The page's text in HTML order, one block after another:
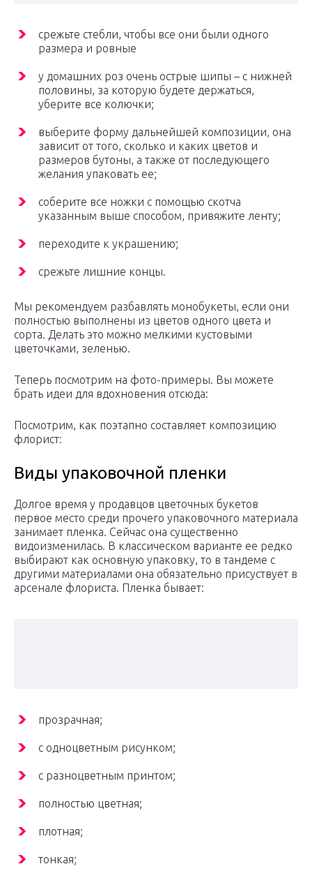
срежьте стебли, чтобы все они были одного
размера и ровные
у домашних роз очень острые шипы – с нижней
половины, за которую будете держаться,
уберите все колючки;
выберите форму дальнейшей композиции, она
зависит от того, сколько и каких цветов и
размеров бутоны, а также от последующего
желания упаковать ее;
соберите все ножки с помощью скотча
указанным выше способом, привяжите ленту;
переходите к украшению;
срежьте лишние концы.
Мы рекомендуем разбавлять монобукеты, если они
полностью выполнены из цветов одного цвета и
сорта. Делать это можно мелкими кустовыми
цветочками, зеленью.
Теперь посмотрим на фото-примеры. Вы можете
брать идеи для вдохновения отсюда:
Посмотрим, как поэтапно составляет композицию
флорист:
Виды упаковочной пленки
Долгое время у продавцов цветочных букетов
первое место среди прочего упаковочного материала
занимает пленка. Сейчас она существенно
видоизменилась. В классическом варианте ее редко
выбирают как основную упаковку, то в тандеме с
другими материалами она обязательно присуствует в
арсенале флориста. Пленка бывает:
прозрачная;
с одноцветным рисунком;
с разноцветным принтом;
полностью цветная;
плотная;
тонкая;